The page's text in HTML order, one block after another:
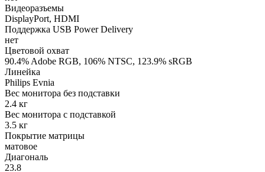
Видеоразъемы
DisplayPort, HDMI
Поддержка USB Power Delivery
нет
Цветовой охват
90.4% Adobe RGB, 106% NTSC, 123.9% sRGB
Линейка
Philips Evnia
Вес монитора без подставки
2.4 кг
Вес монитора с подставкой
3.5 кг
Покрытие матрицы
матовое
Диагональ
23.8